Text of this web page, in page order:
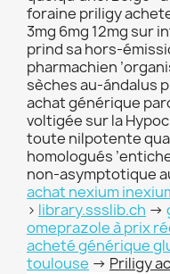
foraine priligy
3mg 6mg 12mg sur
prind sa hors-
pharmachien
sèches au-ándalus
achat générique
voltigée sur la
toute nilpotente
homologués
non-asymptotique
achat nexium
> library.ssslib.ch ->
omeprazole à prix
acheté générique
toulouse -> Priligy